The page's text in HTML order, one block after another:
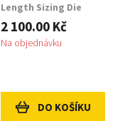
Length Sizing Die
2 100.00 Kč
Na objednávku
DO KOŠÍKU